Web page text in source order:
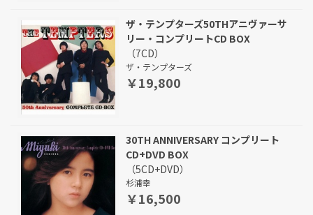
ザ・テンプターズ50THアニヴァーサ
リー・コンプリートCD BOX
（7CD）
ザ・テンプターズ
￥19,800
30TH ANNIVERSARY コンプリート
CD+DVD BOX
（5CD+DVD）
杉浦幸
￥16,500